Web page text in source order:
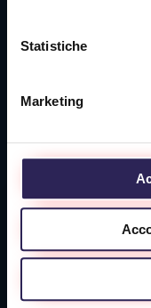
Statistiche
Marketing
Via Privata O.T.O.,
Sede Massa
54100 Massa (MS)